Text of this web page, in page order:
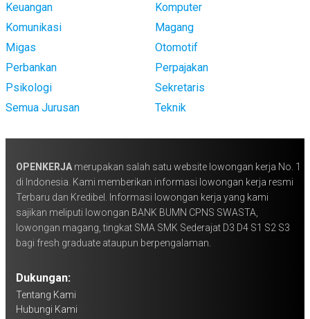
Keuangan
Komputer
Komunikasi
Magang
Migas
Otomotif
Perbankan
Perpajakan
Psikologi
Sekretaris
Semua Jurusan
Teknik
OPENKERJA merupakan salah satu website lowongan kerja No. 1
di Indonesia. Kami memberikan informasi lowongan kerja resmi
Terbaru dan Kredibel. Informasi lowongan kerja yang kami
sajikan meliputi lowongan BANK BUMN CPNS SWASTA,
lowongan magang, tingkat SMA SMK Sederajat D3 D4 S1 S2 S3
bagi fresh graduate ataupun berpengalaman.
Dukungan:
Tentang Kami
Hubungi Kami